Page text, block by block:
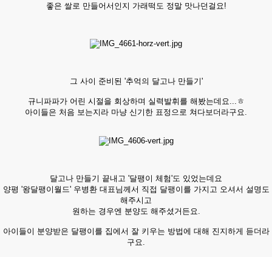
좋은 쌀로 만들어서인지 가래떡도 정말 맛나던걸요!
그 사이 준비된 '추억의 달고나 만들기'
규니파파가 어린 시절을 회상하며 실력발휘를 해봤는데요...ㅎ
아이들은 처음 보는지라 마냥 신기한 표정으로 쳐다보더라구요.
달고나 만들기 끝내고 '달팽이 체험'도 있었는데요
양평 '왕달팽이월드' 우병환 대표님께서 직접 달팽이를 가지고 오셔서 설명도
해주시고
원하는 경우엔 분양도 해주셨거든요.
아이들이 분양받은 달팽이를 집에서 잘 키우는 방법에 대해 진지하게 듣더라
구요.